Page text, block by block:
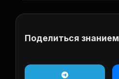
Поделиться знанием